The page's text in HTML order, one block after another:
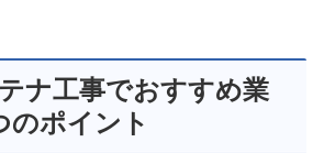
ナ工事でおすすめ業
のポイント